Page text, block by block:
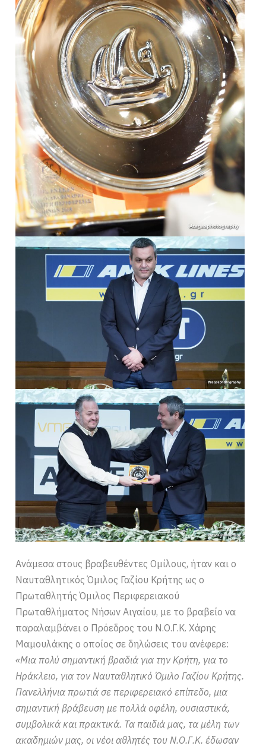
Ανάμεσα στους βραβευθέντες Ομίλους, ήταν και ο
Ναυταθλητικός Όμιλος Γαζίου Κρήτης ως ο
Πρωταθλητής Όμιλος Περιφερειακού
Πρωταθλήματος Νήσων Αιγαίου, με το βραβείο να
παραλαμβάνει ο Πρόεδρος του Ν.Ο.Γ.Κ. Χάρης
Μαμουλάκης ο οποίος σε δηλώσεις του ανέφερε:
«Μια πολύ σημαντική βραδιά για την Κρήτη, για το
Ηράκλειο, για τον Ναυταθλητικό Όμιλο Γαζίου Κρήτης.
Πανελλήνια πρωτιά σε περιφερειακό επίπεδο, μια
σημαντική βράβευση με πολλά οφέλη, ουσιαστικά,
συμβολικά και πρακτικά. Τα παιδιά μας, τα μέλη των
ακαδημιών μας, οι νέοι αθλητές του Ν.Ο.Γ.Κ. έδωσαν